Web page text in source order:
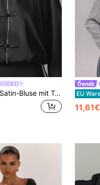
MISSGUIDED Satin-Bluse mit Trichterhals, Reißverschluss, Knotendetail-Besatz, langen Ärmeln und verkürztem Schnitt für Herbst und Winter
11,61€